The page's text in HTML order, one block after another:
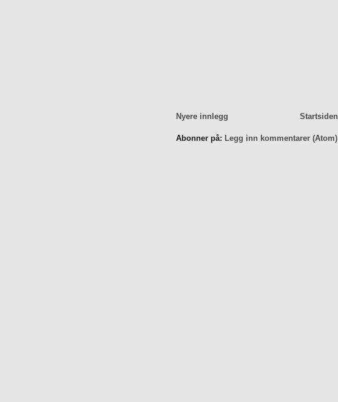
Nyere innlegg Startsiden
Abonner på: Legg inn kommentarer (Atom)